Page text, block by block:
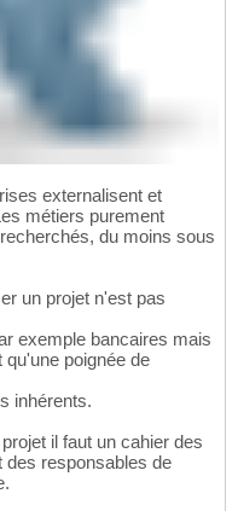
externalisent et
métiers purement
du moins sous
un projet n'est pas
exemple bancaires mais
poignée de
inhérents.
il faut un cahier des
des responsables de